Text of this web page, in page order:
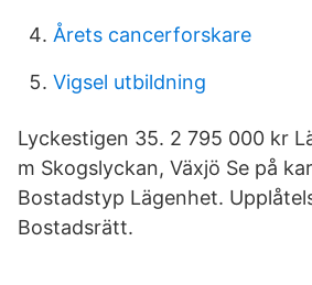
Årets cancerforskare
Vigsel utbildning
Lyckestigen 35. 2 795 000 kr
m Skogslyckan, Växjö Se på
Bostadstyp Lägenhet.
Bostadsrätt.